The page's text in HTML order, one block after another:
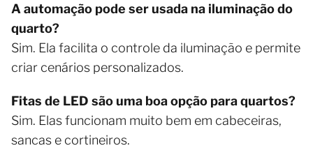
A automação pode ser usada na iluminação do
quarto?
Sim. Ela facilita o controle da iluminação e permite
criar cenários personalizados.
Fitas de LED são uma boa opção para quartos?
Sim. Elas funcionam muito bem em cabeceiras,
sancas e cortineiros.